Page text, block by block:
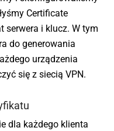
Certificate
serwera i klucz. W tym
do generowania
urządzenia
się z siecią VPN.
dla każdego klienta